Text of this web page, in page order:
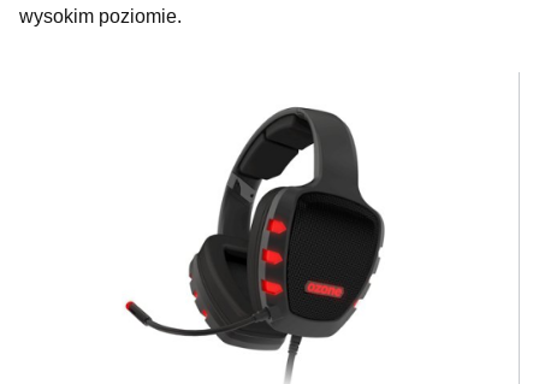
wysokim poziomie.